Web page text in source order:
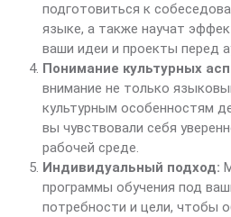
подготовиться к
языке, а также научат
ваши идеи и проекты перед
Понимание культурных
внимание не только
культурным особенностям
вы чувствовали себя
рабочей среде.
Индивидуальный подход:
программы обучения под
потребности и цели, чтобы